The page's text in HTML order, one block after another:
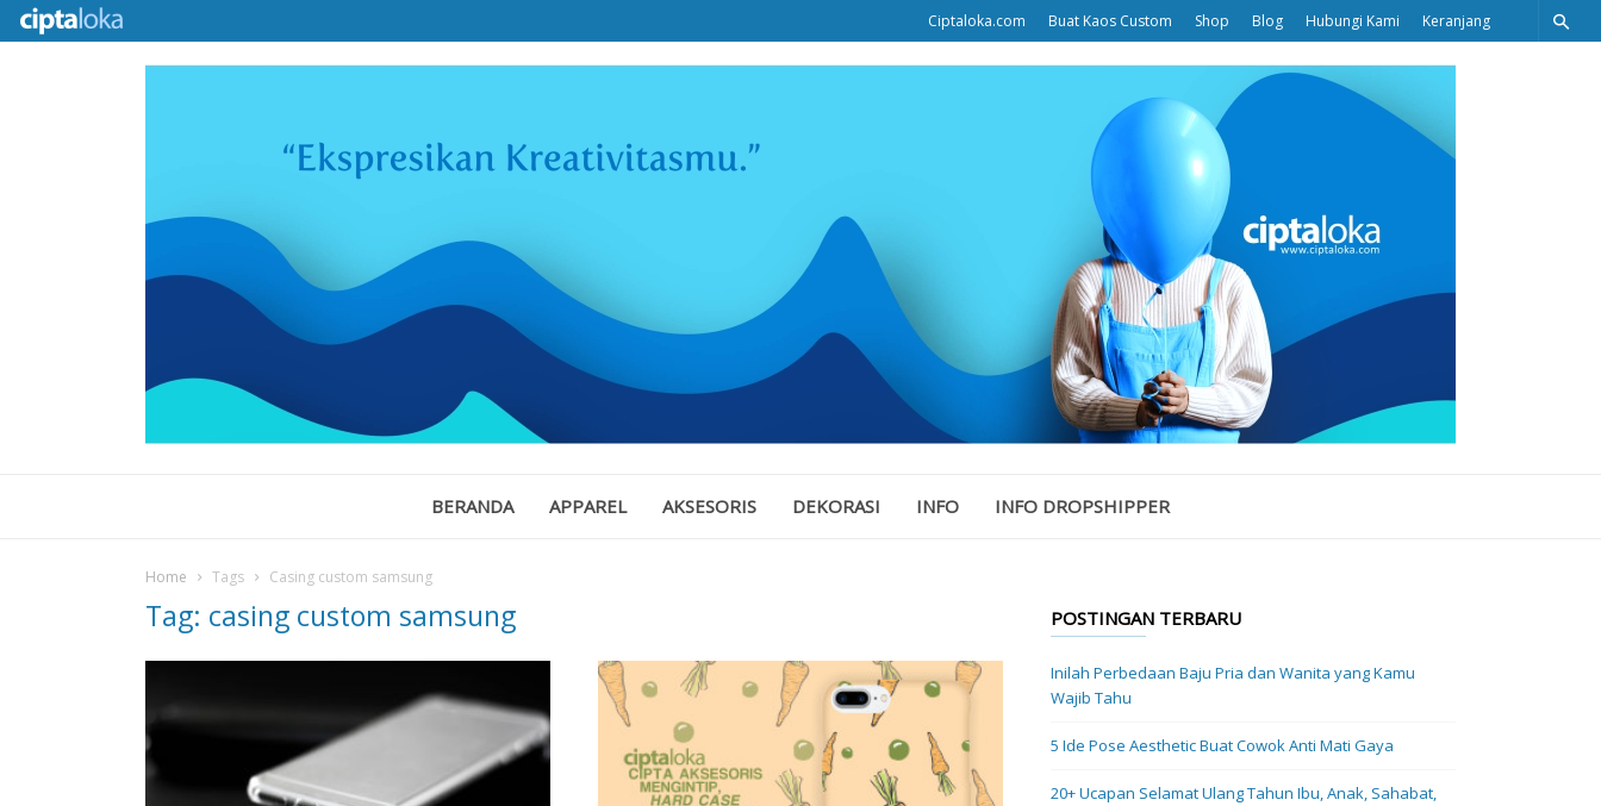
Ciptaloka.com Buat Kaos Custom Shop Blog Hubungi Kami Keranjang
BERANDA APPAREL AKSESORIS DEKORASI INFO INFO DROPSHIPPER
Home Tags Casing custom samsung
Tag: casing custom samsung POSTINGAN TERBARU
Inilah Perbedaan Baju Pria dan Wanita yang Kamu
Wajib Tahu
5 Ide Pose Aesthetic Buat Cowok Anti Mati Gaya
20+ Ucapan Selamat Ulang Tahun Ibu, Anak, Sahabat,